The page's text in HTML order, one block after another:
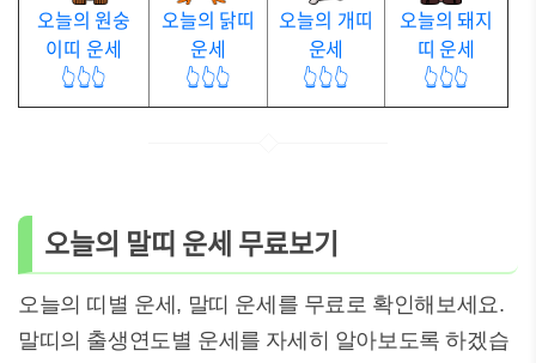
오늘의 원숭
이띠 운세
👆👆👆
오늘의 닭띠
운세
👆👆👆
오늘의 개띠
운세
👆👆👆
오늘의 돼지
띠 운세
👆👆👆
오늘의 말띠 운세 무료보기
오늘의 띠별 운세, 말띠 운세를 무료로 확인해보세요.
말띠의 출생연도별 운세를 자세히 알아보도록 하겠습